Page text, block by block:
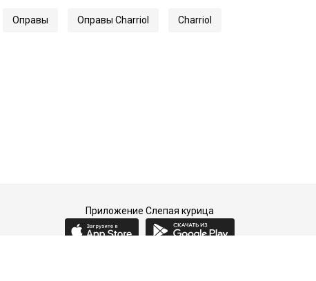
Оправы Оправы Charriol Charriol
Приложение Слепая курица